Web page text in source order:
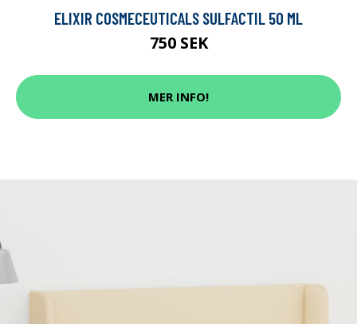
ELIXIR COSMECEUTICALS SULFACTIL 50 ML
750 SEK
MER INFO!